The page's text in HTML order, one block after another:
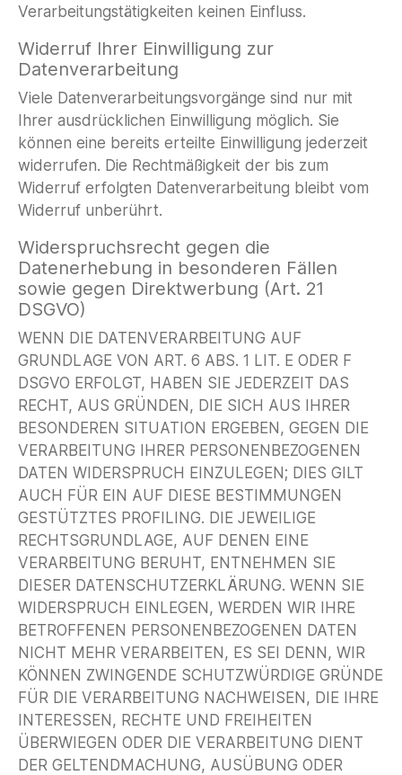
Verarbeitungstätigkeiten keinen Einfluss.
Widerruf Ihrer Einwilligung zur
Datenverarbeitung
Viele Datenverarbeitungsvorgänge sind nur mit
Ihrer ausdrücklichen Einwilligung möglich. Sie
können eine bereits erteilte Einwilligung jederzeit
widerrufen. Die Rechtmäßigkeit der bis zum
Widerruf erfolgten Datenverarbeitung bleibt vom
Widerruf unberührt.
Widerspruchsrecht gegen die
Datenerhebung in besonderen Fällen
sowie gegen Direktwerbung (Art. 21
DSGVO)
WENN DIE DATENVERARBEITUNG AUF
GRUNDLAGE VON ART. 6 ABS. 1 LIT. E ODER F
DSGVO ERFOLGT, HABEN SIE JEDERZEIT DAS
RECHT, AUS GRÜNDEN, DIE SICH AUS IHRER
BESONDEREN SITUATION ERGEBEN, GEGEN DIE
VERARBEITUNG IHRER PERSONENBEZOGENEN
DATEN WIDERSPRUCH EINZULEGEN; DIES GILT
AUCH FÜR EIN AUF DIESE BESTIMMUNGEN
GESTÜTZTES PROFILING. DIE JEWEILIGE
RECHTSGRUNDLAGE, AUF DENEN EINE
VERARBEITUNG BERUHT, ENTNEHMEN SIE
DIESER DATENSCHUTZERKLÄRUNG. WENN SIE
WIDERSPRUCH EINLEGEN, WERDEN WIR IHRE
BETROFFENEN PERSONENBEZOGENEN DATEN
NICHT MEHR VERARBEITEN, ES SEI DENN, WIR
KÖNNEN ZWINGENDE SCHUTZWÜRDIGE GRÜNDE
FÜR DIE VERARBEITUNG NACHWEISEN, DIE IHRE
INTERESSEN, RECHTE UND FREIHEITEN
ÜBERWIEGEN ODER DIE VERARBEITUNG DIENT
DER GELTENDMACHUNG, AUSÜBUNG ODER